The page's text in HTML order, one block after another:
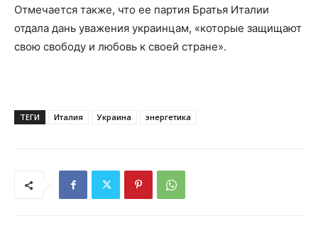
Отмечается также, что ее партия Братья Италии
отдала дань уважения украинцам, «которые защищают
свою свободу и любовь к своей стране».
ТЕГИ Италия Украина энергетика